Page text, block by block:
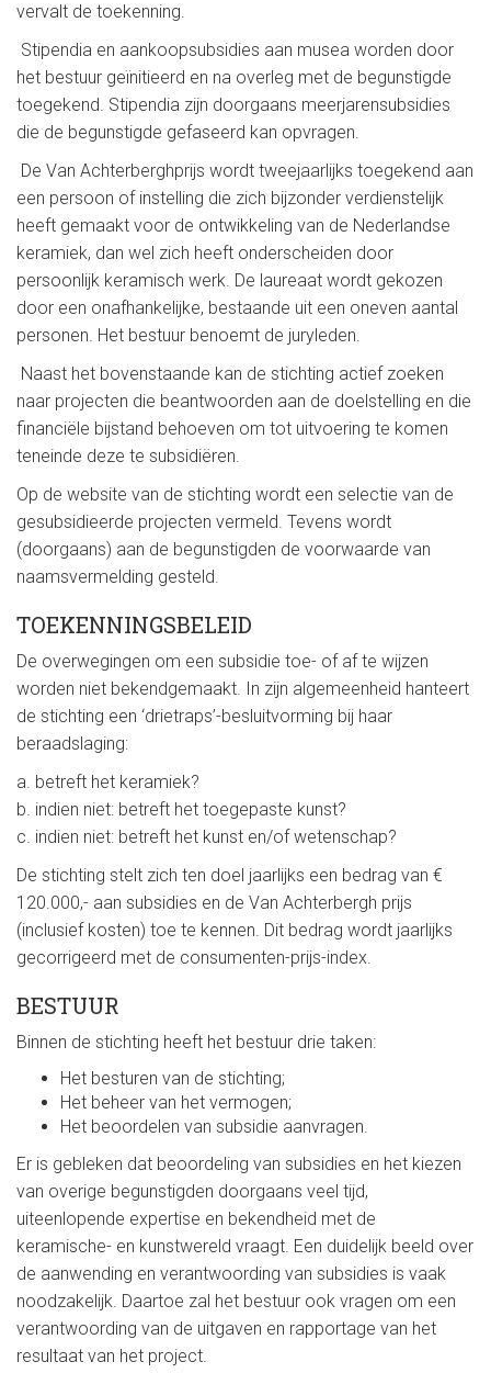
vervalt de toekenning.
Stipendia en aankoopsubsidies aan musea worden door
het bestuur geïnitieerd en na overleg met de begunstigde
toegekend. Stipendia zijn doorgaans meerjarensubsidies
die de begunstigde gefaseerd kan opvragen.
De Van Achterberghprijs wordt tweejaarlijks toegekend aan
een persoon of instelling die zich bijzonder verdienstelijk
heeft gemaakt voor de ontwikkeling van de Nederlandse
keramiek, dan wel zich heeft onderscheiden door
persoonlijk keramisch werk. De laureaat wordt gekozen
door een onafhankelijke, bestaande uit een oneven aantal
personen. Het bestuur benoemt de juryleden.
Naast het bovenstaande kan de stichting actief zoeken
naar projecten die beantwoorden aan de doelstelling en die
financiële bijstand behoeven om tot uitvoering te komen
teneinde deze te subsidiëren.
Op de website van de stichting wordt een selectie van de
gesubsidieerde projecten vermeld. Tevens wordt
(doorgaans) aan de begunstigden de voorwaarde van
naamsvermelding gesteld.
TOEKENNINGSBELEID
De overwegingen om een subsidie toe- of af te wijzen
worden niet bekendgemaakt. In zijn algemeenheid hanteert
de stichting een ‘drietraps’-besluitvorming bij haar
beraadslaging:
a. betreft het keramiek?
b. indien niet: betreft het toegepaste kunst?
c. indien niet: betreft het kunst en/of wetenschap?
De stichting stelt zich ten doel jaarlijks een bedrag van €
120.000,- aan subsidies en de Van Achterbergh prijs
(inclusief kosten) toe te kennen. Dit bedrag wordt jaarlijks
gecorrigeerd met de consumenten-prijs-index.
BESTUUR
Binnen de stichting heeft het bestuur drie taken:
Het besturen van de stichting;
Het beheer van het vermogen;
Het beoordelen van subsidie aanvragen.
Er is gebleken dat beoordeling van subsidies en het kiezen
van overige begunstigden doorgaans veel tijd,
uiteenlopende expertise en bekendheid met de
keramische- en kunstwereld vraagt. Een duidelijk beeld over
de aanwending en verantwoording van subsidies is vaak
noodzakelijk. Daartoe zal het bestuur ook vragen om een
verantwoording van de uitgaven en rapportage van het
resultaat van het project.